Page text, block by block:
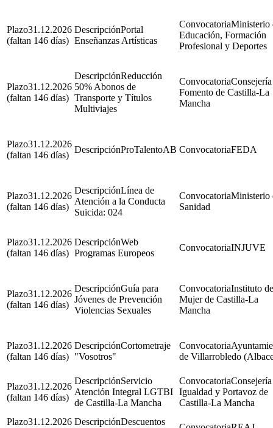
31.12.2026
(faltan 146 días)
Portal
Enseñanzas Artísticas
Ministerio
Educación, Formación
Profesional y Deportes
31.12.2026
(faltan 146 días)
Reducción
50% Abonos de
Transporte y Títulos
Multiviajes
Fomento de Castilla-La
Mancha
31.12.2026
(faltan 146 días)
ProTalentoAB FEDA
31.12.2026
(faltan 146 días)
Línea de
Atención a la Conducta
Suicida: 024
Ministerio
Sanidad
31.12.2026
(faltan 146 días)
Web
Programas Europeos
INJUVE
31.12.2026
(faltan 146 días)
Guía para
Jóvenes de Prevención
Violencias Sexuales
Instituto
Mujer de Castilla-La
Mancha
31.12.2026
(faltan 146 días)
Cortometraje
"Vosotros"
de Villarrobledo
31.12.2026
(faltan 146 días)
Servicio
Atención Integral LGTBI
de Castilla-La Mancha
Igualdad y Portavoz de
Castilla-La Mancha
31.12.2026
Descuentos